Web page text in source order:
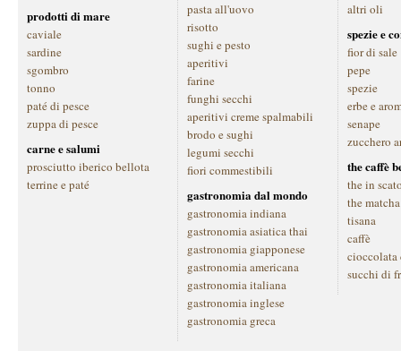
prodotti di mare
caviale
sardine
sgombro
tonno
paté di pesce
zuppa di pesce
carne e salumi
prosciutto iberico bellota
terrine e paté
pasta all'uovo
risotto
sughi e pesto
aperitivi
farine
funghi secchi
aperitivi creme spalmabili
brodo e sughi
legumi secchi
fiori commestibili
gastronomia dal mondo
gastronomia indiana
gastronomia asiatica thai
gastronomia giapponese
gastronomia americana
gastronomia italiana
gastronomia inglese
gastronomia greca
altri oli
spezie e
fior di sale
pepe
spezie
erbe e
senape
zucchero
the caffè
the in
the matcha
tisana
caffè
cioccolata
succhi di